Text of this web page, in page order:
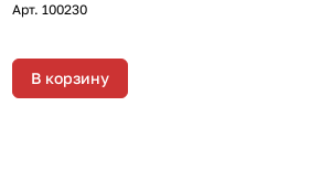
Арт. 100230
В корзину